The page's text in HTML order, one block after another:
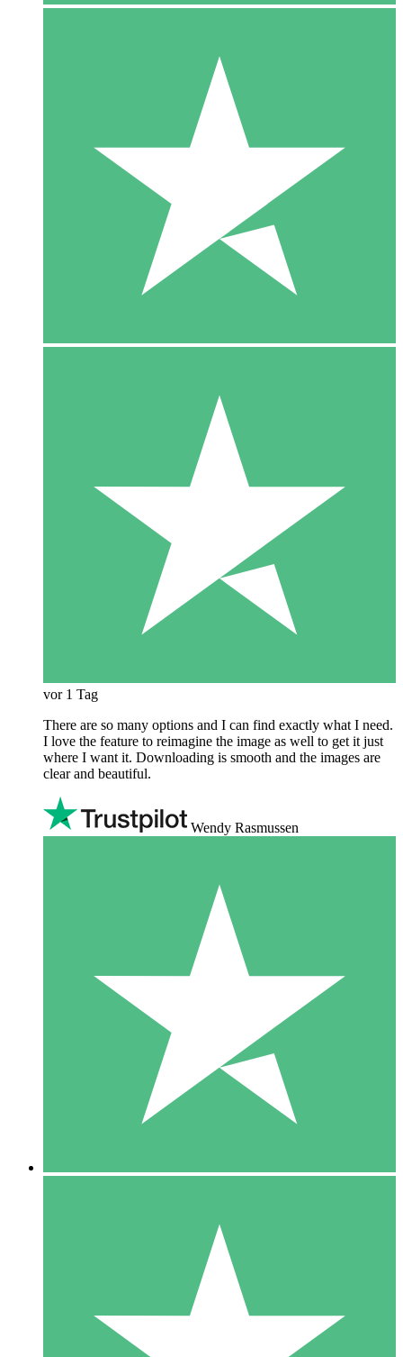
vor 1 Tag
There are so many options and I can find exactly what I need.
I love the feature to reimagine the image as well to get it just
where I want it. Downloading is smooth and the images are
clear and beautiful.
Wendy Rasmussen